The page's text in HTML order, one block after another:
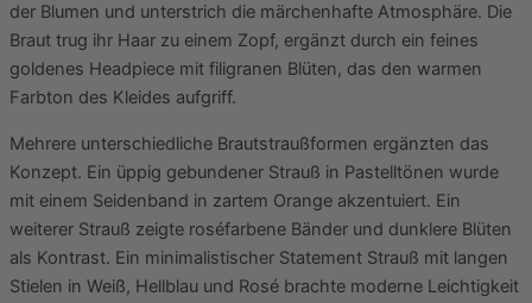
der Blumen und unterstrich die märchenhafte Atmosphäre. Die
Braut trug ihr Haar zu einem Zopf, ergänzt durch ein feines
goldenes Headpiece mit filigranen Blüten, das den warmen
Farbton des Kleides aufgriff.
Mehrere unterschiedliche Brautstraußformen ergänzten das
Konzept. Ein üppig gebundener Strauß in Pastelltönen wurde
mit einem Seidenband in zartem Orange akzentuiert. Ein
weiterer Strauß zeigte roséfarbene Bänder und dunklere Blüten
als Kontrast. Ein minimalistischer Statement Strauß mit langen
Stielen in Weiß, Hellblau und Rosé brachte moderne Leichtigkeit